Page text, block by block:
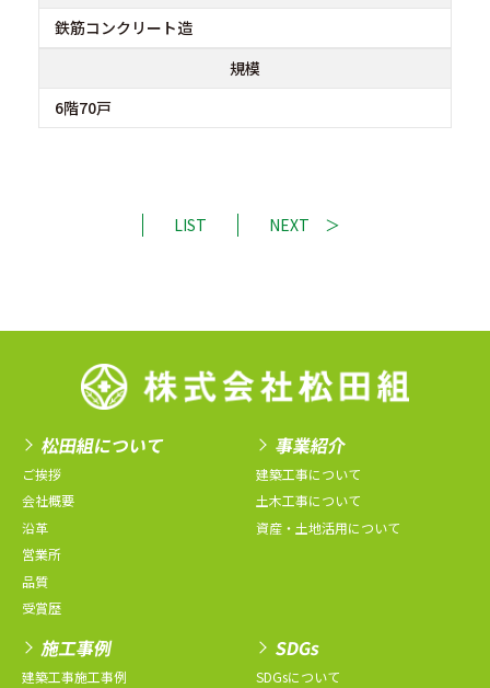
鉄筋コンクリート造
規模
6階70戸
LIST NEXT
松田組について
ご挨拶
会社概要
沿革
営業所
品質
受賞歴
事業紹介
建築工事について
土木工事について
資産・土地活用について
施工事例
建築工事施工事例
SDGs
SDGsについて